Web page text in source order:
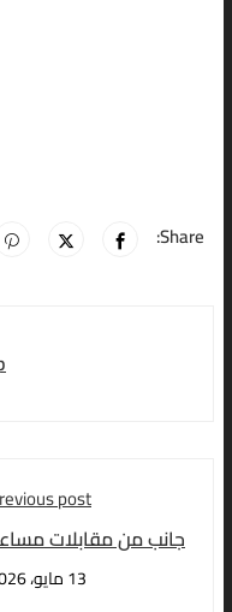
Share:
post
جانب من مقابلات
رئيس الجامعة للشؤون
الادارية الاستاذ
13 مايو، 2026